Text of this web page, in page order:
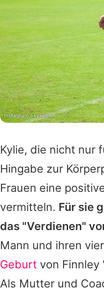
Kylie, die nicht nur
Hingabe zur
Frauen eine
vermitteln. Für sie
das "Verdienen"
Mann und ihren
Geburt von Finnley
Als Mutter und
Instagram / kykelce